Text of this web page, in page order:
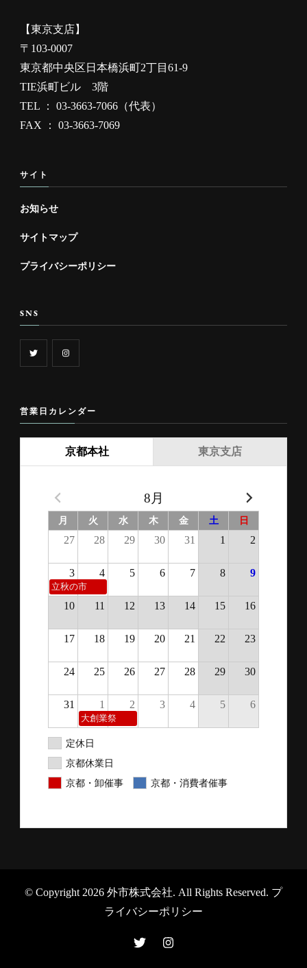
【東京支店】
〒103-0007
東京都中央区日本橋浜町2丁目61-9
TIE浜町ビル 3階
TEL ： 03-3663-7066（代表）
FAX ： 03-3663-7069
サイト
お知らせ
サイトマップ
プライバシーポリシー
SNS
営業日カレンダー
京都本社
8月
月 火 水 木 金 土 日
27 28 29 30 31 1 2
3 4 5 6 7 8 9
立秋の市
10 11 12 13 14 15 16
17 18 19 20 21 22 23
24 25 26 27 28 29 30
31 1 2 3 4 5 6
大創業祭
定休日
京都休業日
京都・卸催事
京都・消費者催事
東京支店
© Copyright 2026 外市株式会社. All Rights Reserved. プ
ライバシーポリシー